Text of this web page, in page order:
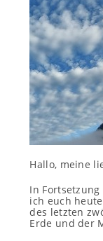
Hallo, meine
In Fortsetzung
ich euch
des letzten
Erde und der